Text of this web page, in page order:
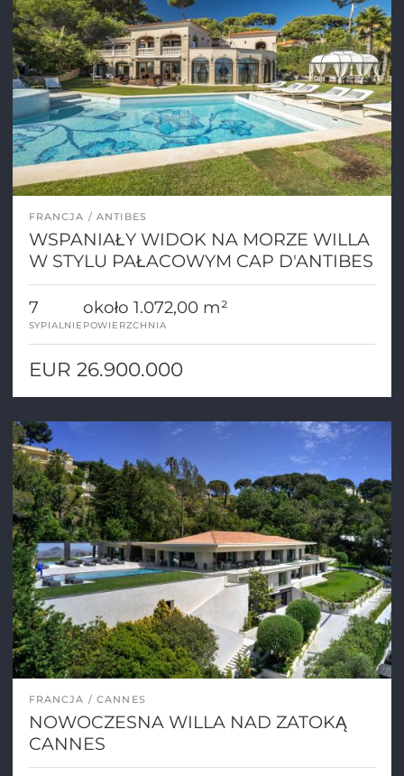
FRANCJA ANTIBES
WSPANIAŁY WIDOK NA MORZE WILLA
W STYLU PAŁACOWYM CAP D'ANTIBES
7
SYPIALNIE
około 1.072,00 m²
POWIERZCHNIA
EUR 26.900.000
FRANCJA CANNES
NOWOCZESNA WILLA NAD ZATOKĄ
CANNES